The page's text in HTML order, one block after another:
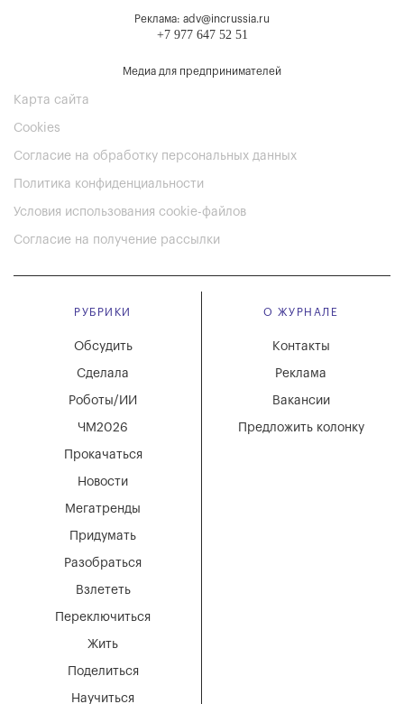
Реклама: adv@incrussia.ru
+7 977 647 52 51
Медиа для предпринимателей
Карта сайта
Cookies
Согласие на обработку персональных данных
Политика конфиденциальности
Условия использования cookie-файлов
Согласие на получение рассылки
РУБРИКИ
Мегатренды
Придумать
Разобраться
Взлететь
Новости
Переключиться
Жить
Поделиться
Научиться
Обсудить
Сделала
Роботы/ИИ
ЧМ2026
Прокачаться
О ЖУРНАЛЕ
Вакансии
Реклама
Контакты
Предложить колонку